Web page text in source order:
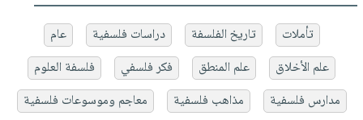
تأملات تاريخ الفلسفة دراسات فلسفية
عام
علم الأخلاق
علم المنطق فكر فلسفي
فلسفة العلوم
مدارس فلسفية
مذاهب فلسفية
معاجم وموسوعات فلسفية